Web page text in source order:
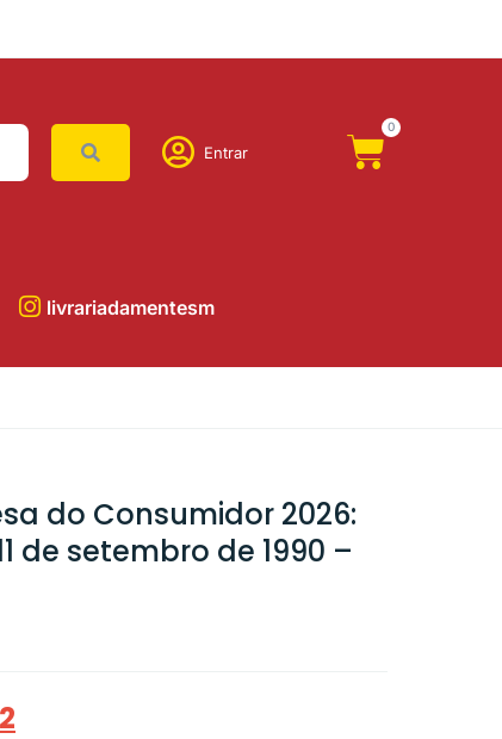
Entrar
0
livrariadamentesm
do Consumidor 2026:
de setembro de 1990 –